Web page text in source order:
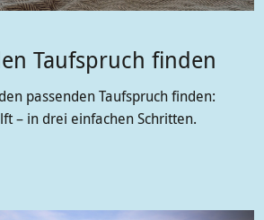
Taufspruch finden
passenden Taufspruch finden:
– in drei einfachen Schritten.